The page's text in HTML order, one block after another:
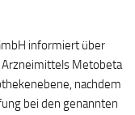
informiert über
Arzneimittels Metobeta
nachdem
bei den genannten